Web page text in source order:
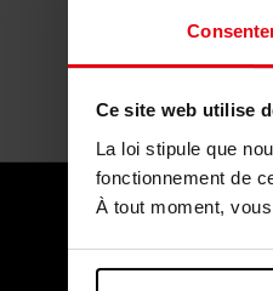
Ce site web utilise
La loi stipule que
fonctionnement de
À tout moment,